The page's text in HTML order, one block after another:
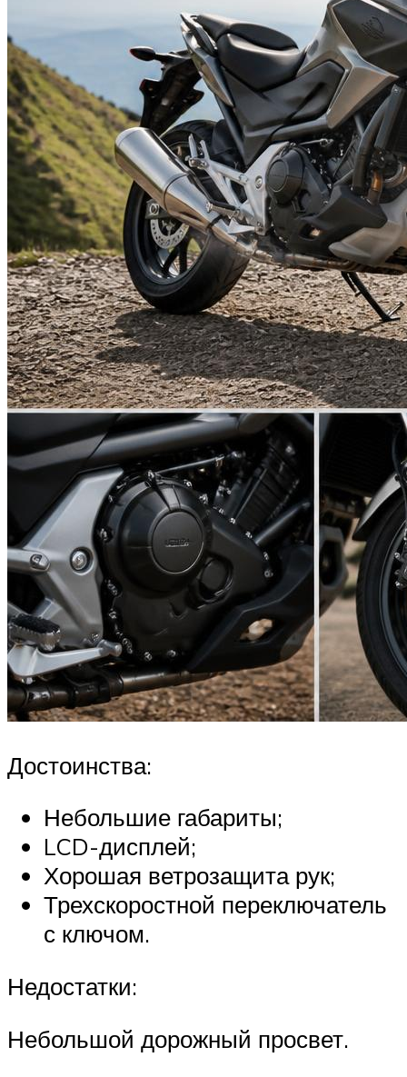
Достоинства:
Небольшие габариты;
LCD-дисплей;
Хорошая ветрозащита рук;
Трехскоростной переключатель
с ключом.
Недостатки:
Небольшой дорожный просвет.